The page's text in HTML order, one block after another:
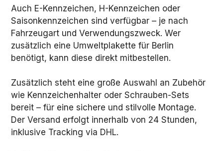
Auch E-Kennzeichen, H-Kennzeichen oder
Saisonkennzeichen sind verfügbar – je nach
Fahrzeugart und Verwendungszweck. Wer
zusätzlich eine Umweltplakette für Berlin
benötigt, kann diese direkt mitbestellen.
Zusätzlich steht eine große Auswahl an Zubehör
wie Kennzeichenhalter oder Schrauben-Sets
bereit – für eine sichere und stilvolle Montage.
Der Versand erfolgt innerhalb von 24 Stunden,
inklusive Tracking via DHL.